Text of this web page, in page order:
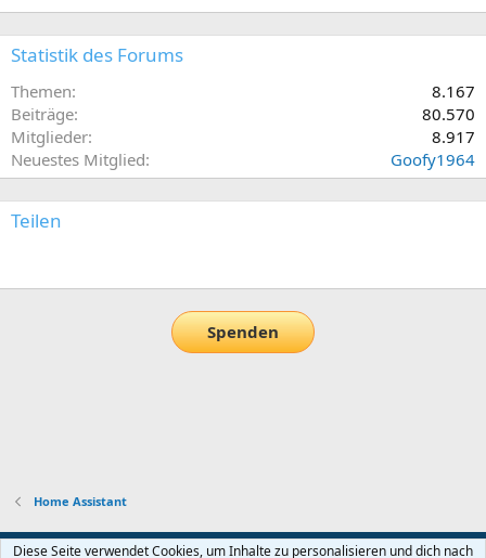
Statistik des Forums
Themen
8.167
Beiträge
80.570
Mitglieder
8.917
Neuestes Mitglied
Goofy1964
Teilen
Spenden
Home Assistant
Default-Theme
Diese Seite verwendet Cookies, um Inhalte zu personalisieren und dich nach